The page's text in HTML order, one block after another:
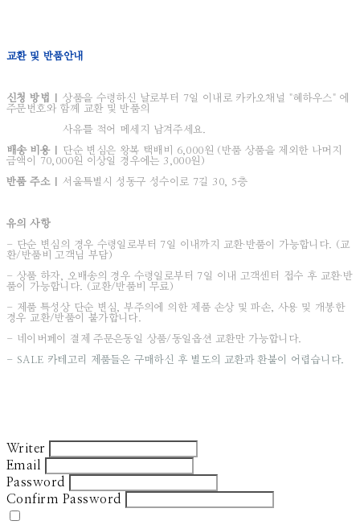
교환 및 반품안내
신청 방법 |상품을 수령하신 날로부터 7일 이내로 카카오채널 "혜하우스" 에
주문번호와 함께 교환 및 반품의
사유를 적어 메세지 남겨주세요.
배송 비용 |
단순 변심은 왕복 택배비 6,000원 (반품 상품을 제외한 나머지
금액이 70,000원 이상일 경우에는 3,000원)
반품 주소 |서울특별시 성동구 성수이로 7길 30, 5층
유의 사항
- 단순 변심의 경우 수령일로부터 7일 이내까지 교환∙반품이 가능합니다. (교
환/반품비 고객님 부담)
- 상품 하자, 오배송의 경우 수령일로부터 7일 이내 고객센터 접수 후 교환∙반
품이 가능합니다. (교환/반품비 무료)
- 제품 특성상 단순 변심, 부주의에 의한 제품 손상 및 파손, 사용 및 개봉한
경우 교환/반품이 불가합니다.
- 네이버페이 결제 주문은동일 상품/동일옵션 교환만 가능합니다.
- SALE 카테고리 제품들은 구매하신 후 별도의 교환과 환불이 어렵습니다.
Writer
Email
Password
Confirm Password